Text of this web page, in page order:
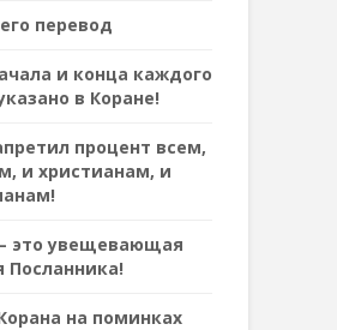
перевод
и конца каждого
в Коране!
процент всем,
и христианам, и
это увещевающая
Посланника!
на поминках